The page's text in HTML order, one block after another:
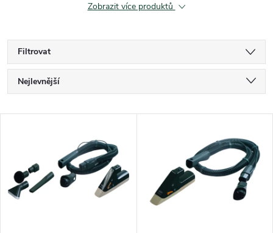
Zobrazit více produktů
Filtrovat
Ř
a
e
n
Nejlevnější
p